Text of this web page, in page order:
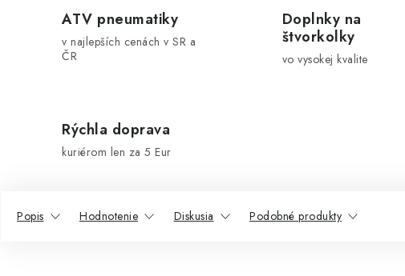
ATV pneumatiky
v najlepších cenách v SR a
ČR
Doplnky na
štvorkolky
vo vysokej kvalite
Rýchla doprava
kuriérom len za 5 Eur
Popis Hodnotenie Diskusia Podobné produkty